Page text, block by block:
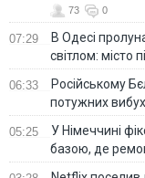
73 0
07:29
В Одесі
світлом: місто
06:33
Російському
потужних
05:25
У Німеччині
базою, де